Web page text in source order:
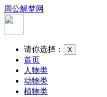
周公解梦网
请你选择： X
首页
人物类
动物类
植物类